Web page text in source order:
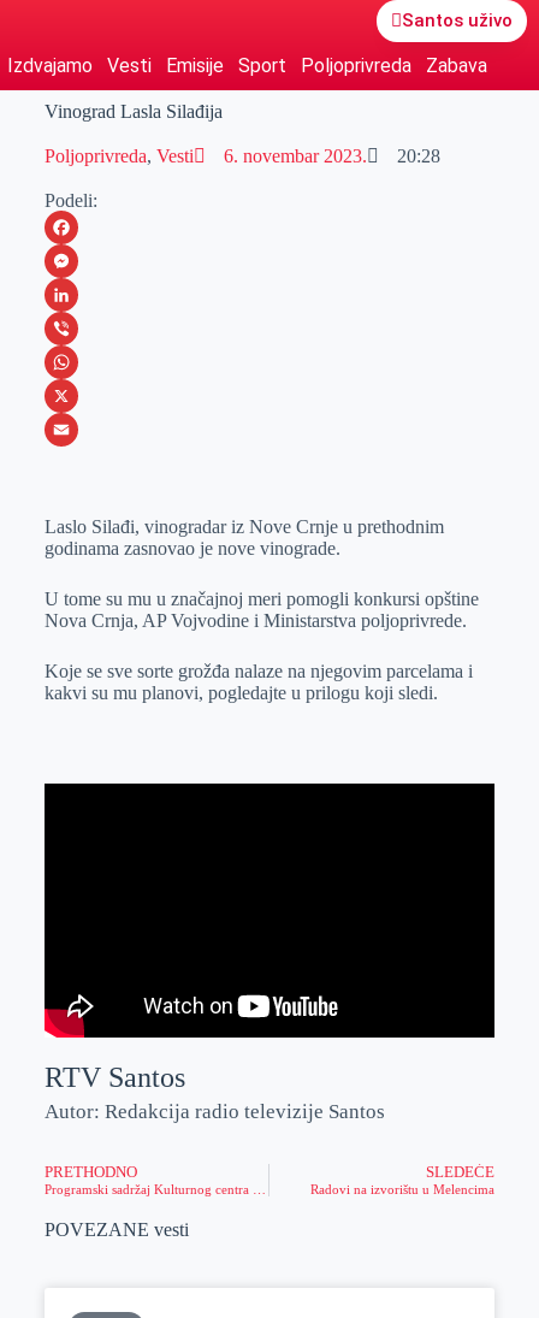
Santos uživo
Izdvajamo Vesti Emisije Sport Poljoprivreda Zabava
Vinograd Lasla Silađija
Poljoprivreda, Vesti 6. novembar 2023. 20:28
Podeli:
F
a
c
e
b
o
M
e
s
s
e
e
r
L
i
n
k
I
n
V
i
b
W
h
s
A
p
p
X
a
i
l
Laslo Silađi, vinogradar iz Nove Crnje u prethodnim
godinama zasnovao je nove vinograde.
U tome su mu u značajnoj meri pomogli konkursi opštine
Nova Crnja, AP Vojvodine i Ministarstva poljoprivrede.
Koje se sve sorte grožđa nalaze na njegovim parcelama i
kakvi su mu planovi, pogledajte u prilogu koji sledi.
RTV Santos
Autor: Redakcija radio televizije Santos
PRETHODNO SLEDEĆE
Radovi na izvorištu u Melencima
POVEZANE vesti